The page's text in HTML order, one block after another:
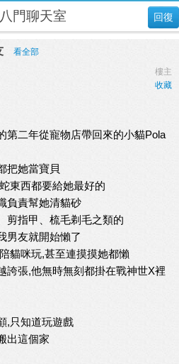
回復
門聊天室
看全部
樓主
收藏
第二年從寵物店帶回來的小貓Pola
把她當寶貝
東西都要給她最好的
負責幫她清貓砂
剪指甲、梳毛剃毛之類的
男友就開始懶了
貓咪玩,甚至連摸摸她都懶
誇張,他無時無刻都掛在戰神世X裡
,只知道玩遊戲
出這個家